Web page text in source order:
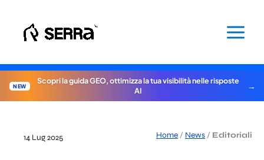
contenuto
NEW
Scopri la guida GEO, ottimizza la tua visibilità nelle risposte
AI
Home / News / Editoriali
14 Lug 2025